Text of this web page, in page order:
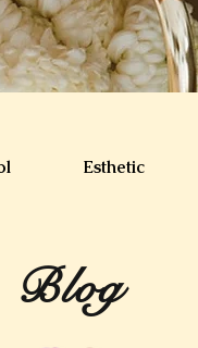
Esthetic
​Blog